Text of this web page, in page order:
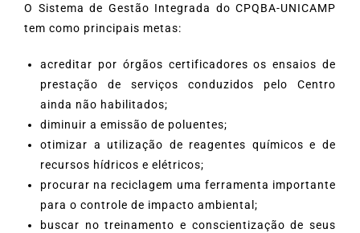
O Sistema de Gestão Integrada do CPQBA-UNICAMP
tem como principais metas:
acreditar por órgãos certificadores os ensaios de
prestação de serviços conduzidos pelo Centro
ainda não habilitados;
diminuir a emissão de poluentes;
otimizar a utilização de reagentes químicos e de
recursos hídricos e elétricos;
procurar na reciclagem uma ferramenta importante
para o controle de impacto ambiental;
buscar no treinamento e conscientização de seus